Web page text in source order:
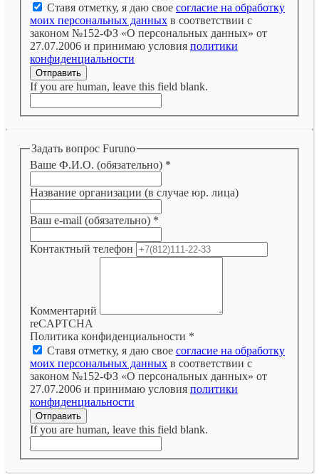
Ставя отметку, я даю свое согласие на обработку
моих персональных данных в соответствии с
законом №152-ФЗ «О персональных данных» от
27.07.2006 и принимаю условия политики
конфиденциальности
Отправить
If you are human, leave this field blank.
Задать вопрос Furuno
Ваше Ф.И.О. (обязательно) *
Название организации (в случае юр. лица)
Ваш e-mail (обязательно) *
Контактный телефон
Комментарий
reCAPTCHA
Политика конфиденциальности *
Ставя отметку, я даю свое согласие на обработку
моих персональных данных в соответствии с
законом №152-ФЗ «О персональных данных» от
27.07.2006 и принимаю условия политики
конфиденциальности
Отправить
If you are human, leave this field blank.